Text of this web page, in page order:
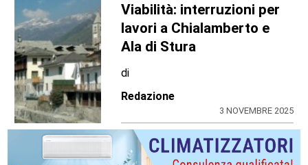
Viabilità: interruzioni per
lavori a Chialamberto e
Ala di Stura
di
Redazione
3 NOVEMBRE 2025